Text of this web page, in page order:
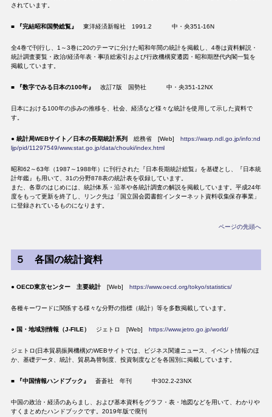
されています。
■ 『完結昭和国勢総覧』 東洋経済新報社 1991.2 中・央351-16N
全4巻で刊行し、1～3巻に20のテーマに分けた昭和年間の統計を掲載し、4巻は資料解説・
統計調査要覧・政治/経済年表・事項総索引および行政機構変遷図・昭和期歴代内閣一覧を
掲載しています。
■ 『数字でみる日本の100年』 改訂7版 国勢社 中・央351-12NX
日本における100年の歩みの推移を、社会、経済など様々な統計を使用して示した資料で
す。
● 統計局WEBサイト／日本の長期統計系列 総務省 [Web] https://warp.ndl.go.jp/info:nd
ljp/pid/11297549/www.stat.go.jp/data/chouki/index.html
昭和62～63年（1987～1988年）に刊行された『日本長期統計総覧』を基礎とし、『日本統
計年鑑』も用いて、31の分野878表の統計表を収録しています。
また、各章のはじめには、統計体系・沿革や各統計調査の解説を掲載しています。平成24年
度をもって更新を終了し、リンク先は「国立国会図書館インターネット資料収集保存事業」
に登録されているものになります。
ページの先頭へ
５ 各国の統計資料
● OECD東京センター 主要統計[Web] https://www.oecd.org/tokyo/statistics/
各種キーワードに関係する様々な分野の指標（統計）等を多数掲載しています。
● 国・地域別情報（J-FILE） ジェトロ [Web] https://www.jetro.go.jp/world/
ジェトロ(日本貿易振興機構)のWEBサイトでは、ビジネス関連ニュース、イベント情報のほ
か、基礎データ、統計、貿易為替制度、投資制度などを各国別に掲載しています。
■ 『中国情報ハンドブック』 蒼蒼社 年刊 中302.2-23NX
中国の政治・経済のあらまし、および基本資料をグラフ・表・地図などを用いて、わかりや
すくまとめたハンドブックです。2019年版で廃刊